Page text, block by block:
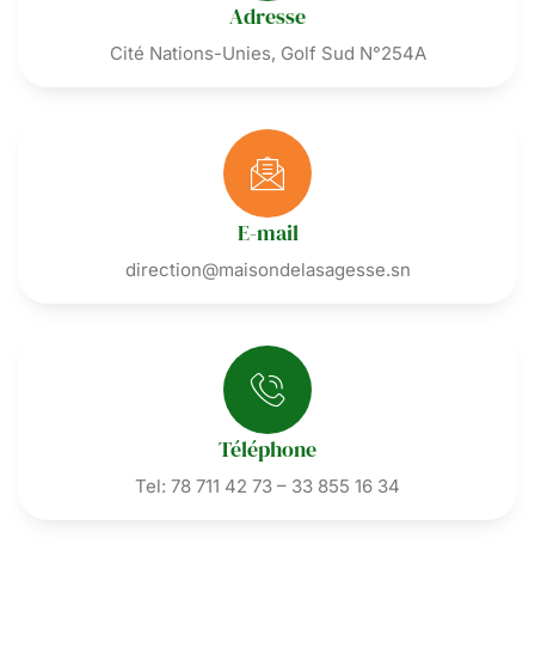
Adresse
Cité Nations-Unies, Golf Sud N°254A
E-mail
direction@maisondelasagesse.sn
Téléphone
Tel: 78 711 42 73 – 33 855 16 34